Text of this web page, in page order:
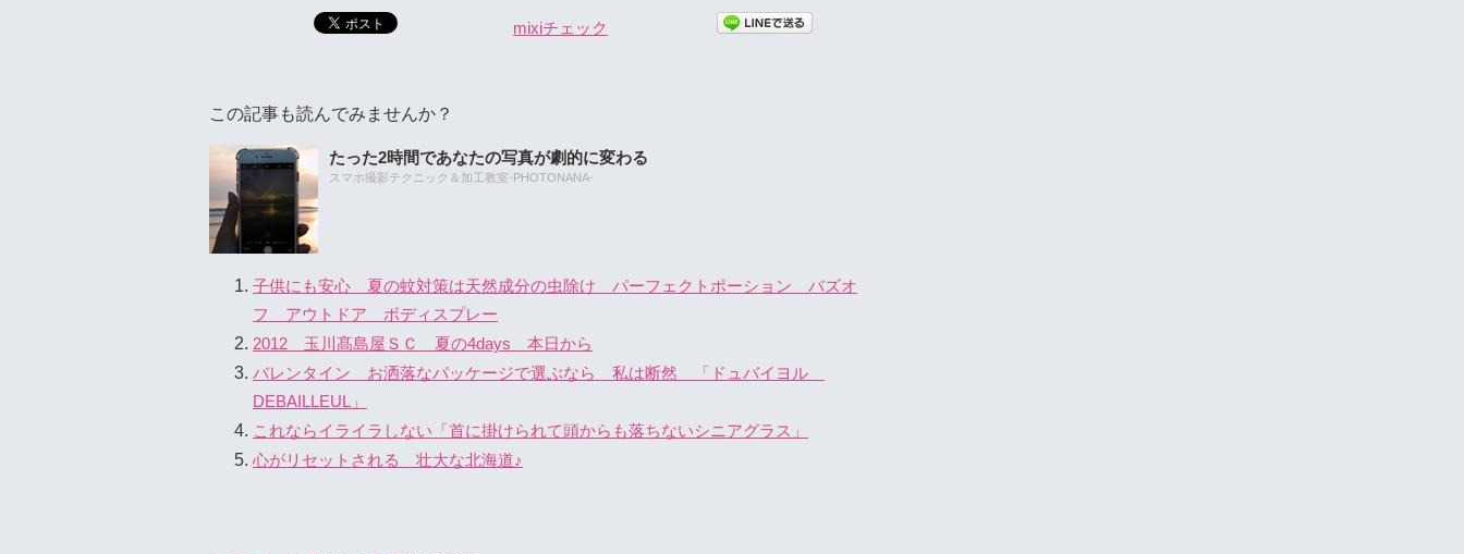
mixiチェック
この記事も読んでみませんか？
たった2時間であなたの写真が劇的に変わる
スマホ撮影テクニック＆加工教室-PHOTONANA-
子供にも安心 夏の蚊対策は天然成分の虫除け パーフェクトポーション バズオ
フ アウトドア ボディスプレー
2012 玉川髙島屋ＳＣ 夏の4days 本日から
バレンタイン お洒落なパッケージで選ぶなら 私は断然 「ドュバイヨル
DEBAILLEUL」
これならイライラしない「首に掛けられて頭からも落ちないシニアグラス」
心がリセットされる 壮大な北海道♪